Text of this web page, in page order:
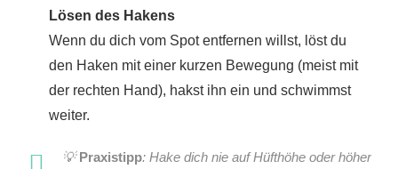
Lösen des Hakens
Wenn du dich vom Spot entfernen willst, löst du
den Haken mit einer kurzen Bewegung (meist mit
der rechten Hand), hakst ihn ein und schwimmst
weiter.
💡 Praxistipp: Hake dich nie auf Hüfthöhe oder höher